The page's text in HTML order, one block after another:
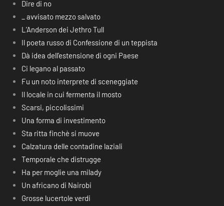
Dire di no
_ avvisato mezzo salvato
L’Anderson dei Jethro Tull
Il poeta russo di Confessione di un teppista
Dà idea dell’estensione di ogni Paese
Ci legano al passato
Fu un noto interprete di sceneggiate
Il locale in cui fermenta il mosto
Scarsi, piccolissimi
Una forma di investimento
Sta ritta finchè si muove
Calzatura delle contadine laziali
Temporale che distrugge
Ha per moglie una milady
Un africano di Nairobi
Grosse lucertole verdi